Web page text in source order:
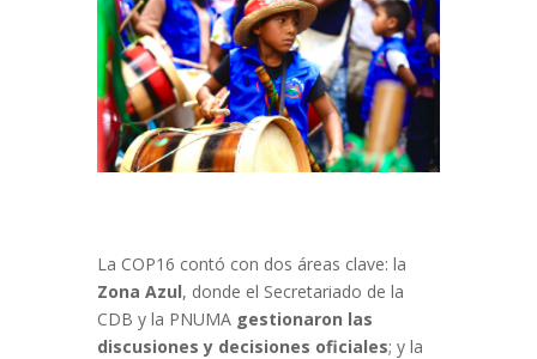
La COP16 contó con dos áreas clave: la
Zona Azul, donde el Secretariado de la
CDB y la PNUMAgestionaron las
discusiones y decisiones oficiales; y la